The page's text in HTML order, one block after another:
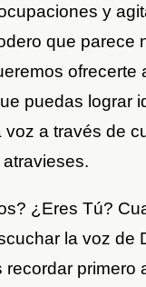
y
que parece
ofrecerte
puedas lograr
voz a través de
¿Eres Tú?
la voz de
recordar primero